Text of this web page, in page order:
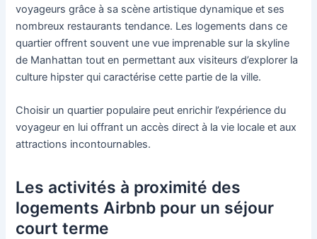
voyageurs grâce à sa scène artistique dynamique et ses
nombreux restaurants tendance. Les logements dans ce
quartier offrent souvent une vue imprenable sur la skyline
de Manhattan tout en permettant aux visiteurs d’explorer la
culture hipster qui caractérise cette partie de la ville.
Choisir un quartier populaire peut enrichir l’expérience du
voyageur en lui offrant un accès direct à la vie locale et aux
attractions incontournables.
Les activités à proximité des
logements Airbnb pour un séjour
court terme